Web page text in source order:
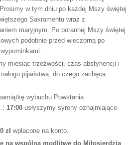
w tym dniu po każdej Mszy świętej
Sakramentu wraz z
maryjnym. Po porannej Mszy świętej
podobnie przed wieczorną po
miesiąc trzeźwości, czas abstynencji i
pijaństwa, do czego zachęca
wybuchu Powstania
17:00usłyszymy syreny oznajmiające
złwpłacone na konto.
na wspólną modlitwę do Miłosierdzia